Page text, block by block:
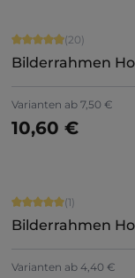
Durchschnittliche
(20)
Bilderrahmen
Varianten ab 7,50 €
10,60 €
Jetzt
Durchschnittliche
(1)
Bilderrahmen
Varianten ab 4,40 €